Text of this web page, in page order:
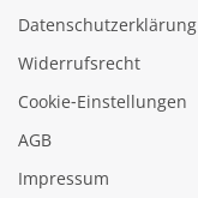
Datenschutzerklärung
Widerrufsrecht
Cookie‑Einstellungen
AGB
Impressum